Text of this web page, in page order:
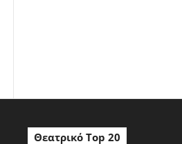
Θεατρικό Top 20